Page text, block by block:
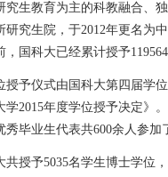
教育为主的科教融合、独
研究生院，于2012年更名为
，国科大已经累计授予
予仪式由国科大第四届学位
学2015年度学位授予决定》
秀毕业生代表共600余人参加
予5035名学生博士学位，